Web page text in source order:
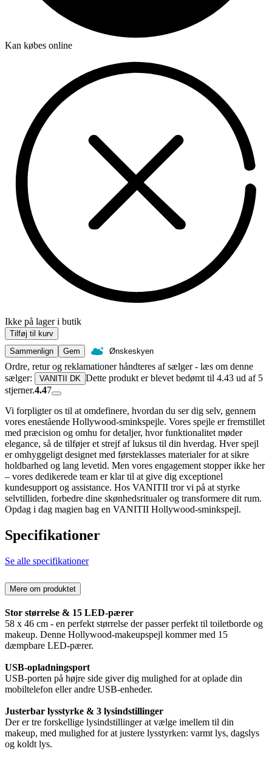
Kan købes online
Ikke på lager i butik
Tilføj til kurv
Sammenlign
Gem Ønskeskyen
Ordre, retur og reklamationer håndteres af sælger - læs om denne
sælger:
VANITII DK Dette produkt er blevet bedømt til 4.43 ud af 5
stjerner.4.47
Vi forpligter os til at omdefinere, hvordan du ser dig selv, gennem
vores enestående Hollywood-sminkspejle. Vores spejle er fremstillet
med præcision og omhu for detaljer, hvor funktionalitet møder
elegance, så de tilføjer et strejf af luksus til din hverdag. Hver spejl
er omhyggeligt designet med førsteklasses materialer for at sikre
holdbarhed og lang levetid. Men vores engagement stopper ikke her
– vores dedikerede team er klar til at give dig exceptionel
kundesupport og assistance. Hos VANITII tror vi på at styrke
selvtilliden, forbedre dine skønhedsritualer og transformere dit rum.
Opdag i dag magien bag en VANITII Hollywood-sminkspejl.
Specifikationer
Se alle specifikationer
Mere om produktet
Stor størrelse & 15 LED-pærer
58 x 46 cm - en perfekt størrelse der passer perfekt til toiletborde og
makeup. Denne Hollywood-makeupspejl kommer med 15
dæmpbare LED-pærer.
USB-opladningsport
USB-porten på højre side giver dig mulighed for at oplade din
mobiltelefon eller andre USB-enheder.
Justerbar lysstyrke & 3 lysindstillinger
Der er tre forskellige lysindstillinger at vælge imellem til din
makeup, med mulighed for at justere lysstyrken: varmt lys, dagslys
og koldt lys.